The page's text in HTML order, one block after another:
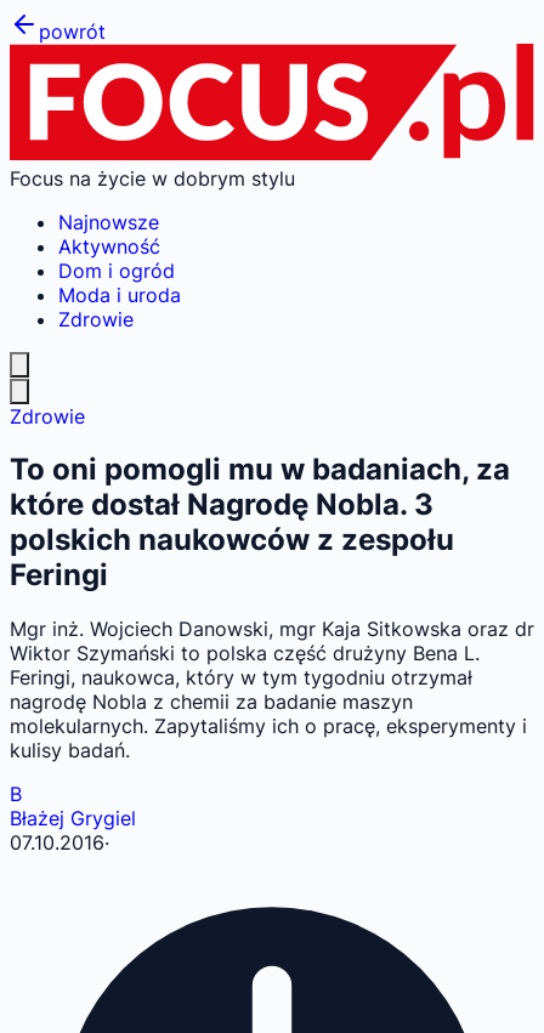
powrót
Focus na życie w dobrym stylu
Najnowsze
Aktywność
Dom i ogród
Moda i uroda
Zdrowie
Zdrowie
To oni pomogli mu w badaniach, za
które dostał Nagrodę Nobla. 3
polskich naukowców z zespołu
Feringi
Mgr inż. Wojciech Danowski, mgr Kaja Sitkowska oraz dr
Wiktor Szymański to polska część drużyny Bena L.
Feringi, naukowca, który w tym tygodniu otrzymał
nagrodę Nobla z chemii za badanie maszyn
molekularnych. Zapytaliśmy ich o pracę, eksperymenty i
kulisy badań.
B
Błażej Grygiel
07.10.2016·